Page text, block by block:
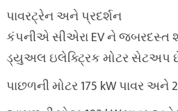
પાવરટ્રેન અને પ્રદર્શન
કંપનીએ સીએરા EV ને જબરદસ્ત
ડ્યુઅલ ઇલેક્ટ્રિક મોટર સેટઅપ
પાછળની મોટર 175 kW પાવર અને